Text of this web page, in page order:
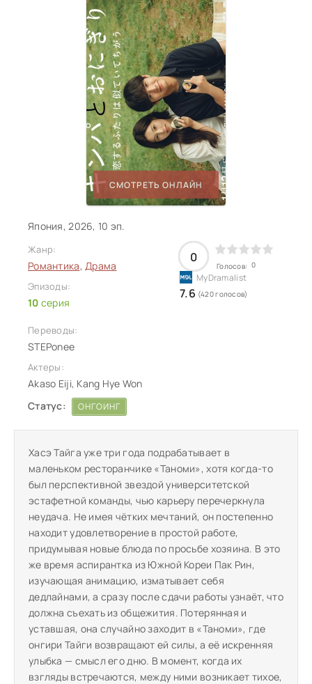
СМОТРЕТЬ ОНЛАЙН
Япония, 2026, 10 эп.
Жанр:
Романтика,Драма
Эпизоды:
10 серия
0
Голосов: 0
7.6 (420 голосов)
Переводы:
STEPonee
Актеры:
Akaso Eiji, Kang Hye Won
Статус:
ОНГОИНГ
Хасэ Тайга уже три года подрабатывает в
маленьком ресторанчике «Таноми», хотя когда-то
был перспективной звездой университетской
эстафетной команды, чью карьеру перечеркнула
неудача. Не имея чётких мечтаний, он постепенно
находит удовлетворение в простой работе,
придумывая новые блюда по просьбе хозяина. В это
же время аспирантка из Южной Кореи Пак Рин,
изучающая анимацию, изматывает себя
дедлайнами, а сразу после сдачи работы узнаёт, что
должна съехать из общежития. Потерянная и
уставшая, она случайно заходит в «Таноми», где
онгири Тайги возвращают ей силы, а её искренняя
улыбка — смысл его дню. В момент, когда их
взгляды встречаются, между ними возникает тихое,